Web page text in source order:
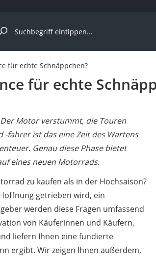
Fahrräder)
für echte Schnäppchen?
für echte
Motor verstummt, die Touren
fahrer ist das eine Zeit des Wartens
Genau diese Phase bietet
eines neuen Motorrads.
zu kaufen als in der Hochsaison?
getrieben wird, ein
werden diese Fragen umfassend
von Käuferinnen und Käufern,
liefern Ihnen eine fundierte
ergibt. Wir zeigen Ihnen außerdem,